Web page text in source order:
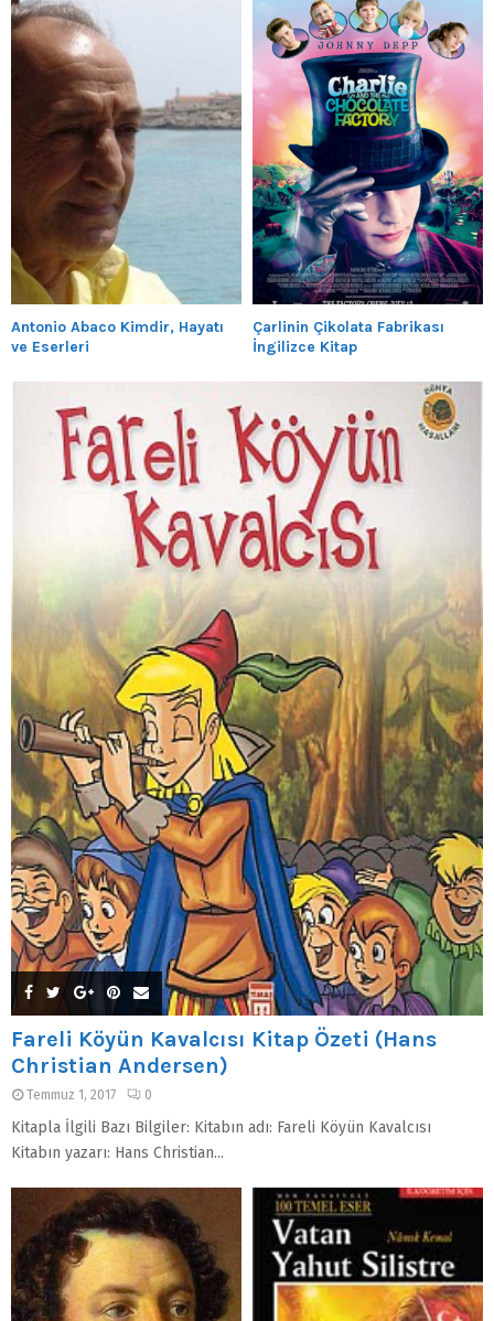
Antonio Abaco Kimdir, Hayatı
ve Eserleri
Çarlinin Çikolata Fabrikası
İngilizce Kitap
Fareli Köyün Kavalcısı Kitap Özeti (Hans
Christian Andersen)
Temmuz 1, 2017 0
Kitapla İlgili Bazı Bilgiler: Kitabın adı: Fareli Köyün Kavalcısı
Kitabın yazarı: Hans Christian...